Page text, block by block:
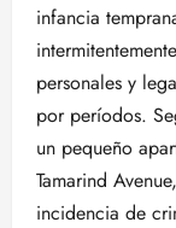
infancia
personales y
por períodos.
un pequeño
Tamarind
incidencia de